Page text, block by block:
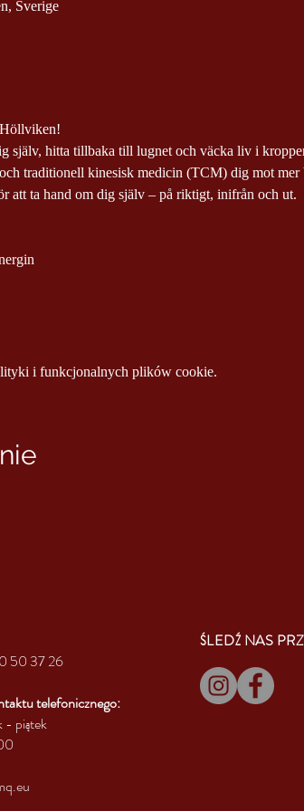
Sverige
själv, hitta tillbaka till lugnet och väcka liv i
traditionell kinesisk medicin (TCM) dig mot
att ta hand om dig själv – på riktigt, inifrån och ut.
i funkcjonalnych plików cookie.
50 37 26
telefonicznego:
- piątek
ŚLEDŹ NAS